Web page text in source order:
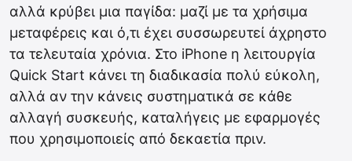
αλλά κρύβει μια παγίδα: μαζί με τα χρήσιμα
μεταφέρεις και ό,τι έχει συσσωρευτεί άχρηστο
τα τελευταία χρόνια. Στο iPhone η λειτουργία
Quick Start κάνει τη διαδικασία πολύ εύκολη,
αλλά αν την κάνεις συστηματικά σε κάθε
αλλαγή συσκευής, καταλήγεις με εφαρμογές
που χρησιμοποιείς από δεκαετία πριν.